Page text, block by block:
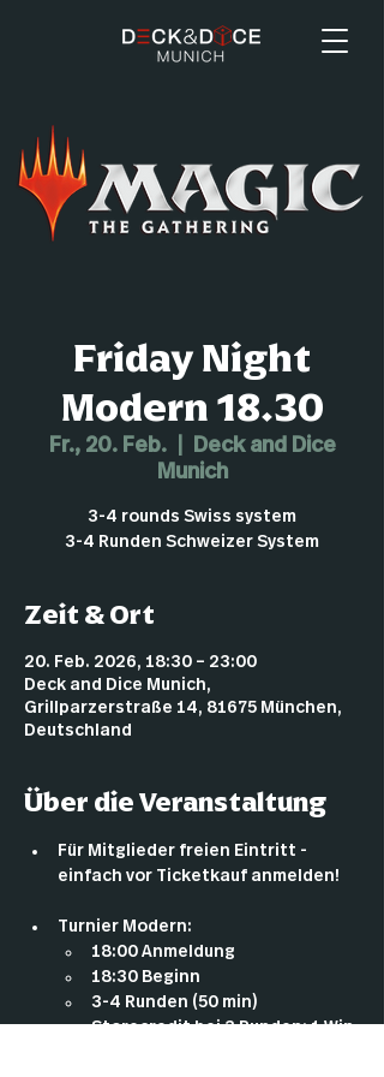
Friday Night
Modern 18.30
Fr., 20. Feb.
  |
Deck and Dice
Munich
3-4 rounds Swiss system
3-4 Runden Schweizer System
Zeit & Ort
20. Feb. 2026, 18:30 – 23:00
Deck and Dice Munich,
Grillparzerstraße 14, 81675 München,
Deutschland
Über die Veranstaltung
Für Mitglieder freien Eintritt -
einfach vor Ticketkauf anmelden!
Turnier Modern:
18:00 Anmeldung
18:30 Beginn
3-4 Runden (50 min)
Storecredit bei 3 Runden: 1 Win